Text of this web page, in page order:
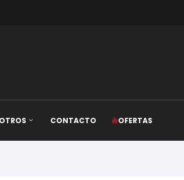
CONTACTO OFERTAS